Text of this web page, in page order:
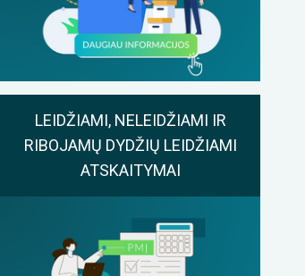
LEIDŽIAMI, NELEIDŽIAMI IR
RIBOJAMŲ DYDŽIŲ LEIDŽIAMI
ATSKAITYMAI